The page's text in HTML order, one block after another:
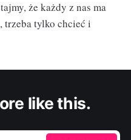
że każdy z nas ma
trzeba tylko chcieć i
like this.